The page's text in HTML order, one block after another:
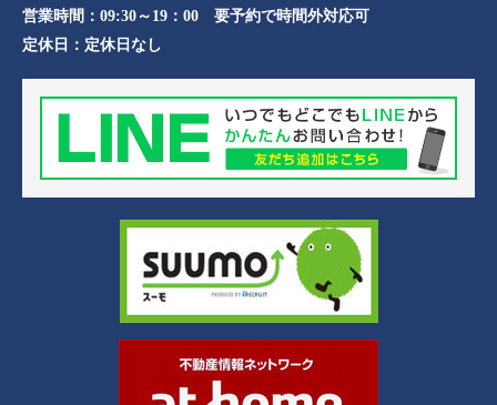
営業時間： 09:30～19：00 要予約で時間外対応可
定休日： 定休日なし